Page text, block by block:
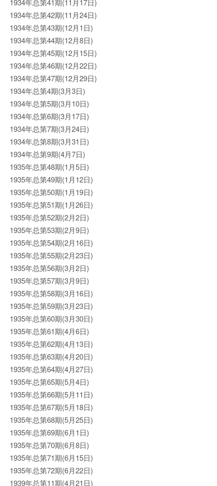
1934年总第41期(11月17日)
1934年总第42期(11月24日)
1934年总第43期(12月1日)
1934年总第44期(12月8日)
1934年总第45期(12月15日)
1934年总第46期(12月22日)
1934年总第47期(12月29日)
1934年总第4期(3月3日)
1934年总第5期(3月10日)
1934年总第6期(3月17日)
1934年总第7期(3月24日)
1934年总第8期(3月31日)
1934年总第9期(4月7日)
1935年总第48期(1月5日)
1935年总第49期(1月12日)
1935年总第50期(1月19日)
1935年总第51期(1月26日)
1935年总第52期(2月2日)
1935年总第53期(2月9日)
1935年总第54期(2月16日)
1935年总第55期(2月23日)
1935年总第56期(3月2日)
1935年总第57期(3月9日)
1935年总第58期(3月16日)
1935年总第59期(3月23日)
1935年总第60期(3月30日)
1935年总第61期(4月6日)
1935年总第62期(4月13日)
1935年总第63期(4月20日)
1935年总第64期(4月27日)
1935年总第65期(5月4日)
1935年总第66期(5月11日)
1935年总第67期(5月18日)
1935年总第68期(5月25日)
1935年总第69期(6月1日)
1935年总第70期(6月8日)
1935年总第71期(6月15日)
1935年总第72期(6月22日)
1939年总第11期(4月21日)